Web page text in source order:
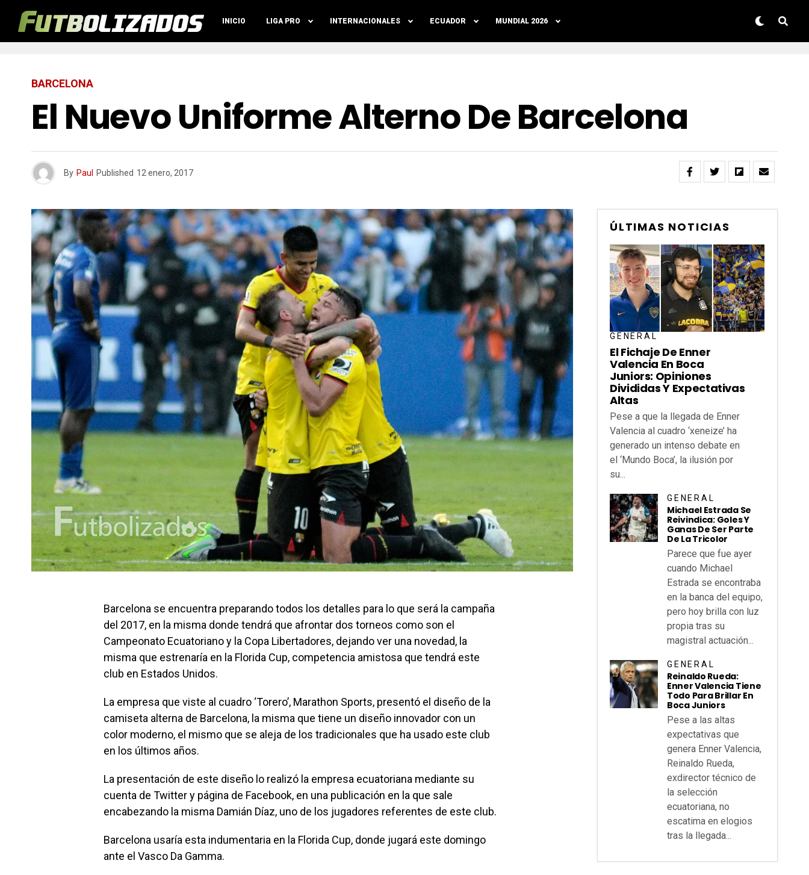
INICIO LIGA PRO INTERNACIONALES ECUADOR MUNDIAL 2026
BARCELONA
El Nuevo Uniforme Alterno De Barcelona
By Paul Published 12 enero, 2017
​Barcelona se encuentra preparando todos los detalles para lo que será la campaña
del 2017, en la misma donde tendrá que afrontar dos torneos como son el
Campeonato Ecuatoriano y la Copa Libertadores, dejando ver una novedad, la
misma que estrenaría en la Florida Cup, competencia amistosa que tendrá este
club en Estados Unidos.
La empresa que viste al cuadro ‘Torero’, Marathon Sports, presentó el diseño de la
camiseta alterna de Barcelona, la misma que tiene un diseño innovador con un
color moderno, el mismo que se aleja de los tradicionales que ha usado este club
en los últimos años.
La presentación de este diseño lo realizó la empresa ecuatoriana mediante su
cuenta de Twitter y página de Facebook, en una publicación en la que sale
encabezando la misma Damián Díaz, uno de los jugadores referentes de este club.
Barcelona usaría esta indumentaria en la Florida Cup, donde jugará este domingo
ante el Vasco Da Gamma.
ÚLTIMAS NOTICIAS
GENERAL
El Fichaje De Enner
Valencia En Boca
Juniors: Opiniones
Divididas Y Expectativas
Altas
Pese a que la llegada de Enner
Valencia al cuadro ‘xeneize’ ha
generado un intenso debate en
el ‘Mundo Boca’, la ilusión por
su...
GENERAL
Michael Estrada Se
Reivindica: Goles Y
Ganas De Ser Parte
De La Tricolor
Parece que fue ayer
cuando Michael
Estrada se encontraba
en la banca del equipo,
pero hoy brilla con luz
propia tras su
magistral actuación...
GENERAL
Reinaldo Rueda:
Enner Valencia Tiene
Todo Para Brillar En
Boca Juniors
Pese a las altas
expectativas que
genera Enner Valencia,
Reinaldo Rueda,
exdirector técnico de
la selección
ecuatoriana, no
escatima en elogios
tras la llegada...